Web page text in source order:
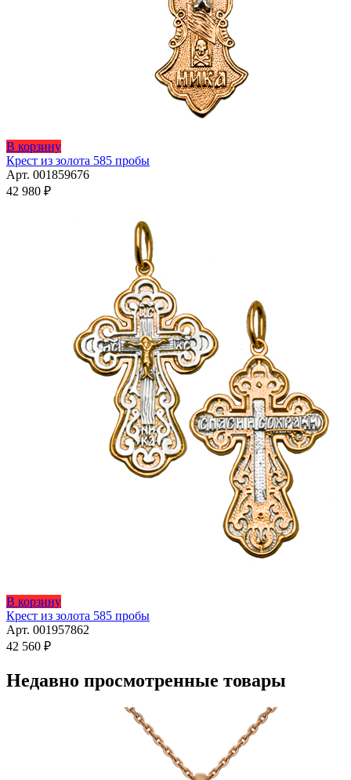
В корзину
Крест из золота 585 пробы
Арт. 001859676
42 980 ₽
В корзину
Крест из золота 585 пробы
Арт. 001957862
42 560 ₽
Недавно просмотренные товары